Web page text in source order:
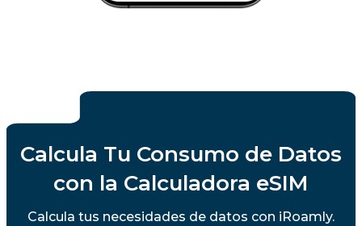
Calcula Tu Consumo de Datos
con la Calculadora eSIM
Calcula tus necesidades de datos con iRoamly.